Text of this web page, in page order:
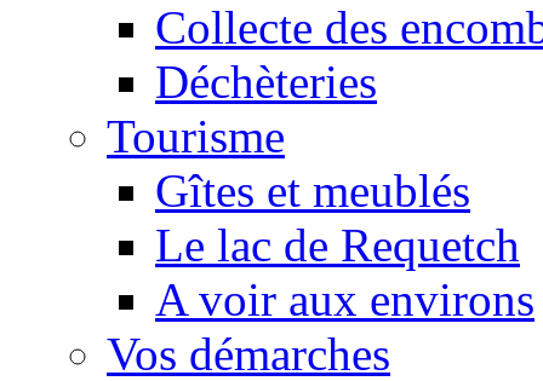
Collecte des
Déchèteries
Tourisme
Gîtes et meublés
Le lac de Requetch
A voir aux environs
Vos démarches